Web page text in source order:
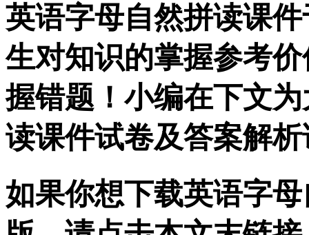
英语字母自然拼读课
生对知识的掌握参考
握错题！小编在下文
读课件试卷及答案解
如果你想下载英语字